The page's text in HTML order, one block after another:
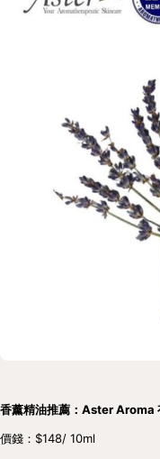
香薰精油推薦：Aster Aroma
價錢：$148/ 10ml